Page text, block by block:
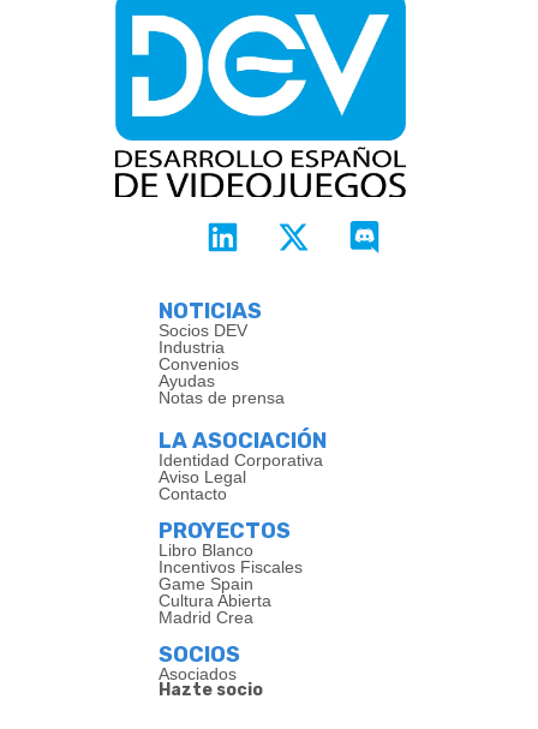
NOTICIAS
Socios DEV
Industria
Convenios
Ayudas
Notas de prensa
LA ASOCIACIÓN
Identidad Corporativa
Aviso Legal
Contacto
PROYECTOS
Libro Blanco
Incentivos Fiscales
Game Spain
Cultura Abierta
Madrid Crea
SOCIOS
Asociados
Hazte socio